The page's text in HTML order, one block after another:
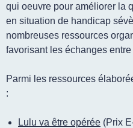
Ressources
qui oeuvre pour améliorer la
en situation de handicap
nombreuses ressources
favorisant les échanges
Parmi les ressources
:
Lulu va être opérée (Prix